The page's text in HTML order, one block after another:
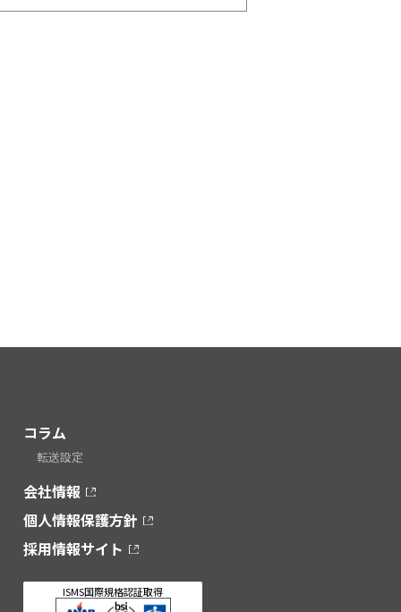
コラム
転送設定
会社情報
個人情報保護方針
採用情報サイト
ISMS国際規格認証取得